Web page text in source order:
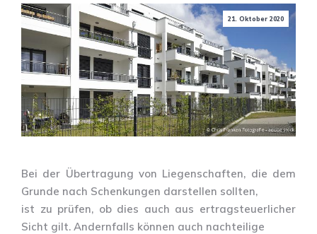
21. Oktober 2020
Bei der Übertragung von Liegenschaften, die dem
Grunde nach Schenkungen darstellen sollten,
ist zu prüfen, ob dies auch aus ertragsteuerlicher
Sicht gilt. Andernfalls können auch nachteilige